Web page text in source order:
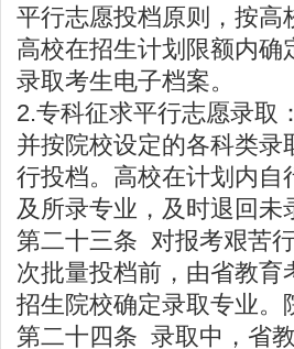
平行志愿投档原则，按
高校在招生计划限额内
录取考生电子档案。
2.专科征求平行志愿录取
并按院校设定的各科类
行投档。高校在计划内
及所录专业，及时退回未
第二十三条 对报考艰苦
次批量投档前，由省教
招生院校确定录取专业
第二十四条 录取中，省